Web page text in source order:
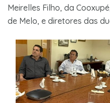
Meirelles Filho, da
de Melo, e diretores das